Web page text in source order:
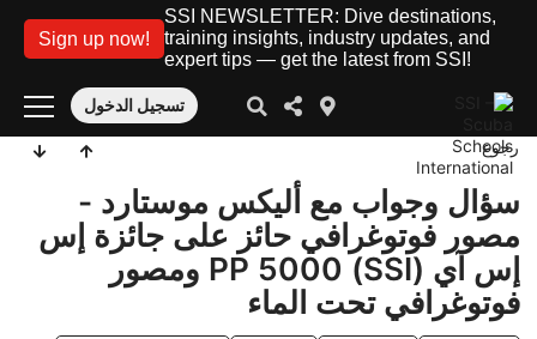
SSI NEWSLETTER: Dive destinations,
training insights, industry updates, and
expert tips — get the latest from SSI!
Sign up now!
تسجيل الدخول
رجوع
سؤال وجواب مع أليكس موستارد -
مصور فوتوغرافي حائز على جائزة إس
إس آي (SSI) PP 5000 ومصور
فوتوغرافي تحت الماء